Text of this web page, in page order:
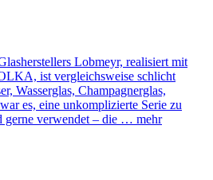
Lobmeyr, realisiert mit
ist vergleichsweise schlicht
Wasserglas, Champagnerglas,
es, eine unkomplizierte Serie zu
gerne verwendet – die … mehr